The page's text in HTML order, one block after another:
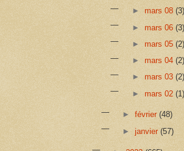
► mars 08 (3)
► mars 06 (3)
► mars 05 (2)
► mars 04 (2)
► mars 03 (2)
► mars 02 (1)
►février(48)
►janvier(57)